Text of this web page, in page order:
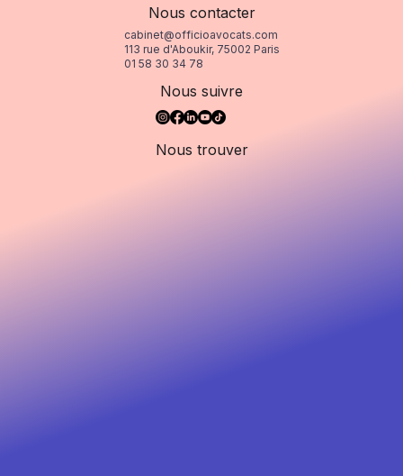
Nous contacter
cabinet@officioavocats.com
113 rue d'Aboukir, 75002 Paris
01 58 30 34 78
Nous trouver
Nous suivre